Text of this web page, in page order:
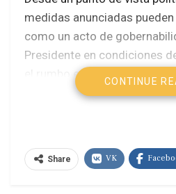
medidas anunciadas
como un acto de
Presidente en condiciones
el rumbo económico del
en las que el Gobierno se
productivas del país y de un
inflacionario.
CONTINUE
Share VK